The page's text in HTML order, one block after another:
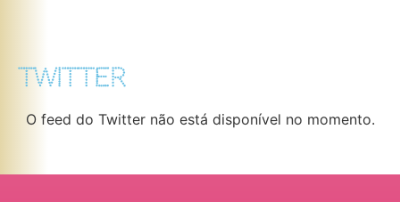
TWITTER
O feed do Twitter não está disponível no momento.